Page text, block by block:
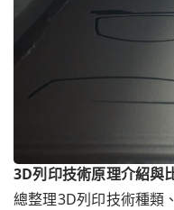
3D列印技術原理介紹與
總整理3D列印技術種類